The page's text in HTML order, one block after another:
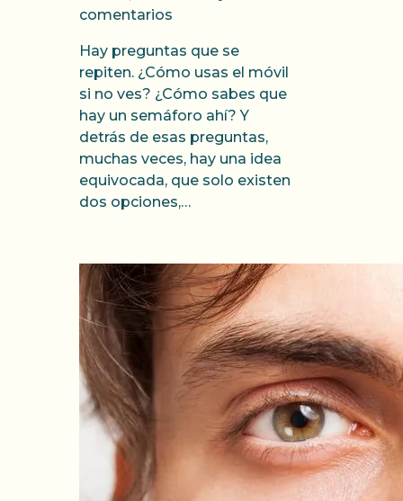
comentarios
Hay preguntas que se
repiten. ¿Cómo usas el móvil
si no ves? ¿Cómo sabes que
hay un semáforo ahí? Y
detrás de esas preguntas,
muchas veces, hay una idea
equivocada, que solo existen
dos opciones,…